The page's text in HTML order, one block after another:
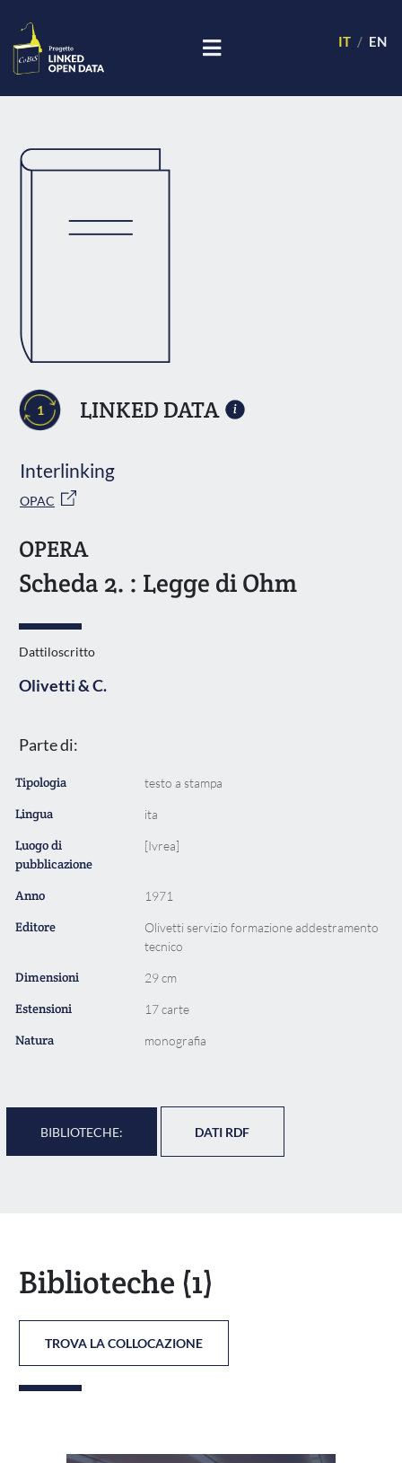
IT EN
1 LINKED DATA
Interlinking
OPAC
OPERA
Scheda 2. : Legge di Ohm
Dattiloscritto
Olivetti & C.
Parte di:
Tipologia testo a stampa
Lingua ita
Luogo di
pubblicazione
[Ivrea]
Anno 1971
Editore
Olivetti servizio formazione addestramento
tecnico
Dimensioni 29 cm
Estensioni 17 carte
Natura monografia
BIBLIOTECHE: DATI RDF
Biblioteche (1)
TROVA LA COLLOCAZIONE